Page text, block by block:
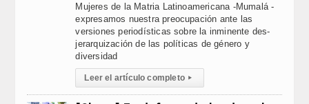
Mujeres de la Matria Latinoamericana -Mumalá -
expresamos nuestra preocupación ante las
versiones periodísticas sobre la inminente des-
jerarquización de las políticas de género y
diversidad
Leer el artículo completo ▸